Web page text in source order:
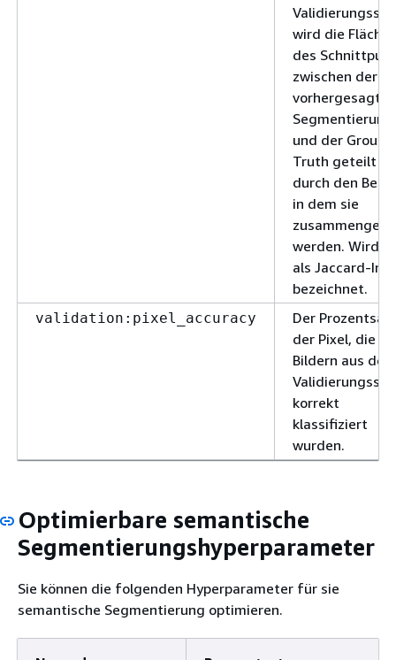
wird die Fläche
des
zwischen der
vorhergesagten
Segmentierung
und der
Truth geteilt
durch den
in dem sie
werden. Wird
als Jaccard-
bezeichnet.
validation:pixel_accuracy
Der
der Pixel, die in
Bildern aus dem
korrekt
klassifiziert
wurden.
Optimierbare semantische
Segmentierungshyperparameter
Sie können die folgenden Hyperparameter für sie
semantische Segmentierung optimieren.